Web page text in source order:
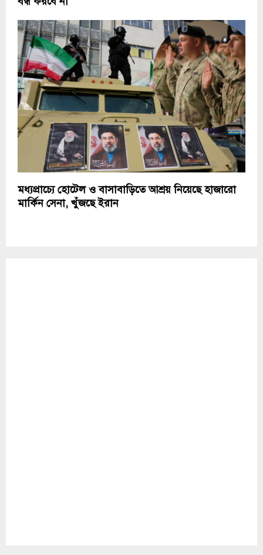
মধ্যপ্রাচ্যে হোটেল ও বাসাবাড়িতে আশ্রয় নিয়েছে হাজারো
মার্কিন সেনা, খুঁজছে ইরান